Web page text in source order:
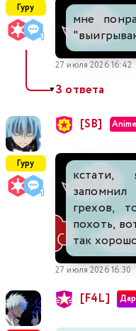
Гуру
мне
27 июля 2026 16:42
▼3 ответа
Гуру
[SB]
кстати,
грехов,
похоть,
так
27 июля 2026 16:30
[F4L]